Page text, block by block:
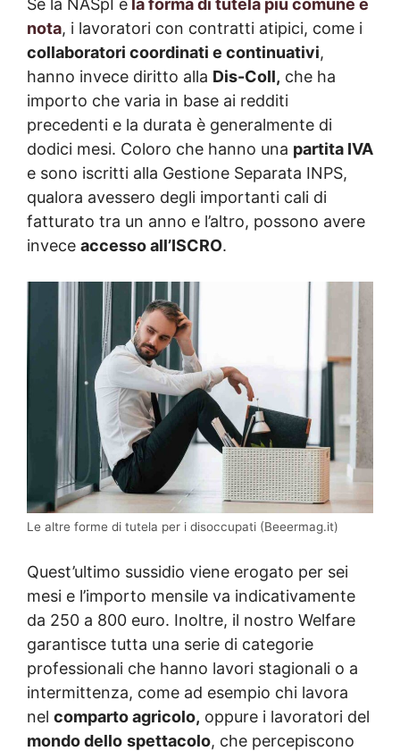
Se la NASpI è la forma di tutela più comune e
nota, i lavoratori con contratti atipici, come i
collaboratori coordinati e continuativi,
hanno invece diritto alla Dis-Coll, che ha
importo che varia in base ai redditi
precedenti e la durata è generalmente di
dodici mesi. Coloro che hanno una partita IVA
e sono iscritti alla Gestione Separata INPS,
qualora avessero degli importanti cali di
fatturato tra un anno e l’altro, possono avere
invece accesso all’ISCRO.
Le altre forme di tutela per i disoccupati (Beeermag.it)
Quest’ultimo sussidio viene erogato per sei
mesi e l’importo mensile va indicativamente
da 250 a 800 euro. Inoltre, il nostro Welfare
garantisce tutta una serie di categorie
professionali che hanno lavori stagionali o a
intermittenza, come ad esempio chi lavora
nel comparto agricolo, oppure i lavoratori del
mondo dello spettacolo, che percepiscono